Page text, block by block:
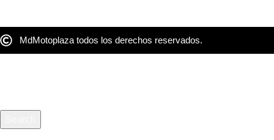
MdMotoplaza todos los derechos reservados.